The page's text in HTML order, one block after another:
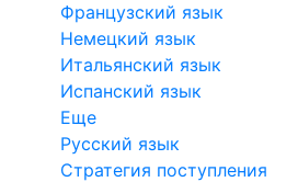
Французский язык
Немецкий язык
Итальянский язык
Испанский язык
Еще
Русский язык
Стратегия поступления